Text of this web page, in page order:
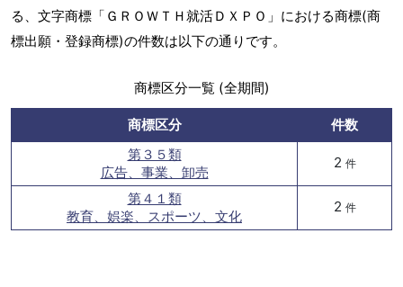
る、文字商標「ＧＲＯＷＴＨ就活ＤＸＰＯ」における商標(商
標出願・登録商標)の件数は以下の通りです。
商標区分一覧 (全期間)
商標区分
件数
第３５類
広告、事業、卸売
2 件
第４１類
教育、娯楽、スポーツ、文化
2 件